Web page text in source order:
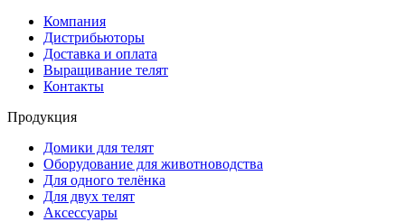
Компания
Дистрибьюторы
Доставка и оплата
Выращивание телят
Контакты
Продукция
Домики для телят
Оборудование для животноводства
Для одного телёнка
Для двух телят
Аксессуары